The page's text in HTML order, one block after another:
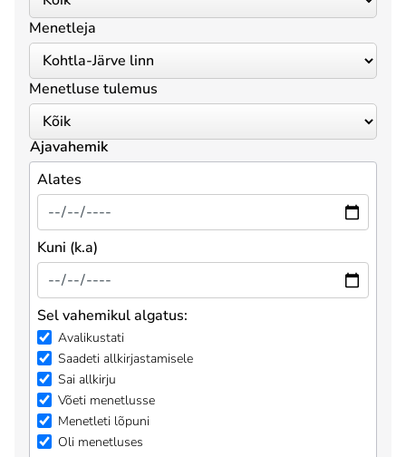
Menetleja
Menetluse tulemus
Ajavahemik
Alates
Kuni (k.a)
Sel vahemikul algatus:
Avalikustati
Saadeti allkirjastamisele
Sai allkirju
Võeti menetlusse
Menetleti lõpuni
Oli menetluses